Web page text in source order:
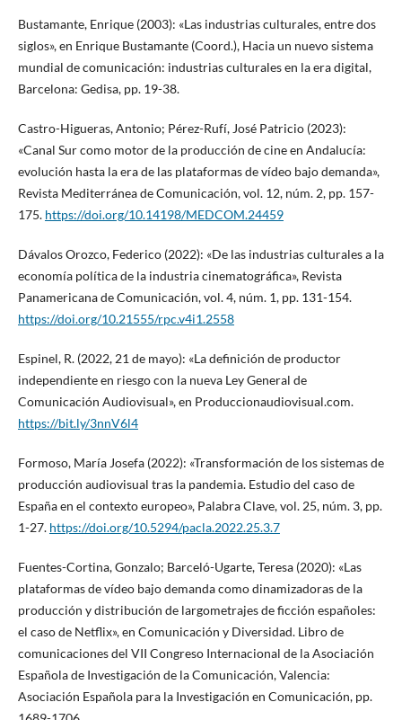
Bustamante, Enrique (2003): «Las industrias culturales, entre dos
siglos», en Enrique Bustamante (Coord.), Hacia un nuevo sistema
mundial de comunicación: industrias culturales en la era digital,
Barcelona: Gedisa, pp. 19-38.
Castro-Higueras, Antonio; Pérez-Rufí, José Patricio (2023):
«Canal Sur como motor de la producción de cine en Andalucía:
evolución hasta la era de las plataformas de vídeo bajo demanda»,
Revista Mediterránea de Comunicación, vol. 12, núm. 2, pp. 157-
175. https://doi.org/10.14198/MEDCOM.24459
Dávalos Orozco, Federico (2022): «De las industrias culturales a la
economía política de la industria cinematográfica», Revista
Panamericana de Comunicación, vol. 4, núm. 1, pp. 131-154.
https://doi.org/10.21555/rpc.v4i1.2558
Espinel, R. (2022, 21 de mayo): «La definición de productor
independiente en riesgo con la nueva Ley General de
Comunicación Audiovisual», en Produccionaudiovisual.com.
https://bit.ly/3nnV6l4
Formoso, María Josefa (2022): «Transformación de los sistemas de
producción audiovisual tras la pandemia. Estudio del caso de
España en el contexto europeo», Palabra Clave, vol. 25, núm. 3, pp.
1-27. https://doi.org/10.5294/pacla.2022.25.3.7
Fuentes-Cortina, Gonzalo; Barceló-Ugarte, Teresa (2020): «Las
plataformas de vídeo bajo demanda como dinamizadoras de la
producción y distribución de largometrajes de ficción españoles:
el caso de Netflix», en Comunicación y Diversidad. Libro de
comunicaciones del VII Congreso Internacional de la Asociación
Española de Investigación de la Comunicación, Valencia:
Asociación Española para la Investigación en Comunicación, pp.